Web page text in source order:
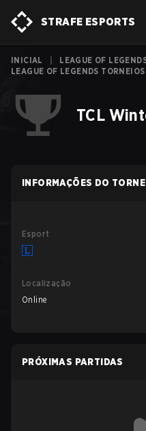
STRAFE ESPORTS
INICIAL LEAGUE OF
LEAGUE OF LEGENDS TORNEIOS
TCL
INFORMAÇÕES DO
Esport
Localização
Online
PRÓXIMAS PARTIDAS